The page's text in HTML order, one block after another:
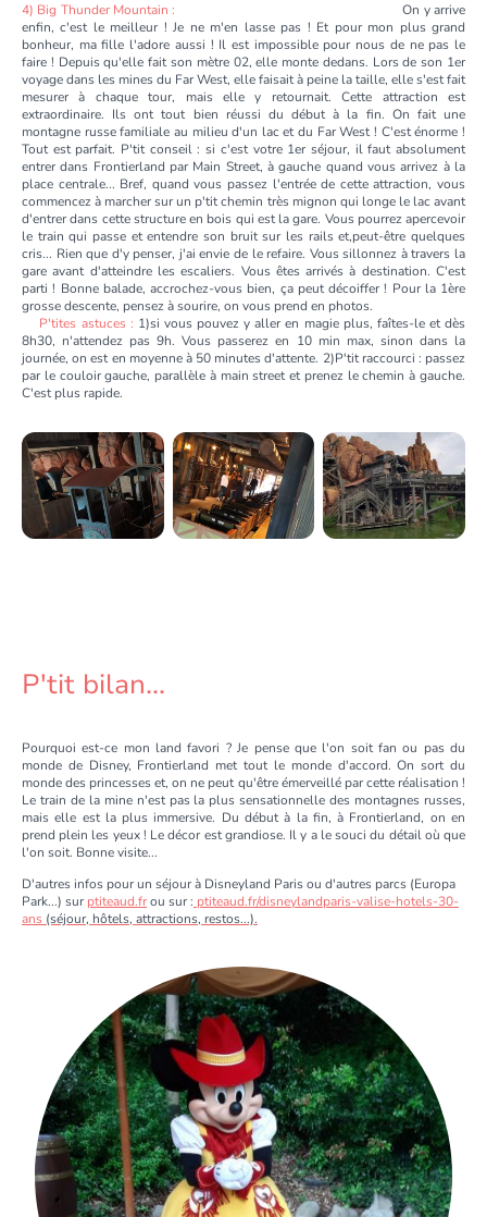
4) Big Thunder Mountain : On y arrive
enfin, c'est le meilleur ! Je ne m'en lasse pas ! Et pour mon plus grand
bonheur, ma fille l'adore aussi ! Il est impossible pour nous de ne pas le
faire ! Depuis qu'elle fait son mètre 02, elle monte dedans. Lors de son 1er
voyage dans les mines du Far West, elle faisait à peine la taille, elle s'est fait
mesurer à chaque tour, mais elle y retournait. Cette attraction est
extraordinaire. Ils ont tout bien réussi du début à la fin. On fait une
montagne russe familiale au milieu d'un lac et du Far West ! C'est énorme !
Tout est parfait. P'tit conseil : si c'est votre 1er séjour, il faut absolument
entrer dans Frontierland par Main Street, à gauche quand vous arrivez à la
place centrale... Bref, quand vous passez l'entrée de cette attraction, vous
commencez à marcher sur un p'tit chemin très mignon qui longe le lac avant
d'entrer dans cette structure en bois qui est la gare. Vous pourrez apercevoir
le train qui passe et entendre son bruit sur les rails et,peut-être quelques
cris... Rien que d'y penser, j'ai envie de le refaire. Vous sillonnez à travers la
gare avant d'atteindre les escaliers. Vous êtes arrivés à destination. C'est
parti ! Bonne balade, accrochez-vous bien, ça peut décoiffer ! Pour la 1ère
grosse descente, pensez à sourire, on vous prend en photos.
P'tites astuces : 1)si vous pouvez y aller en magie plus, faîtes-le et dès
8h30, n'attendez pas 9h. Vous passerez en 10 min max, sinon dans la
journée, on est en moyenne à 50 minutes d'attente. 2)P'tit raccourci : passez
par le couloir gauche, parallèle à main street et prenez le chemin à gauche.
C'est plus rapide.
P'tit bilan...
Pourquoi est-ce mon land favori ? Je pense que l'on soit fan ou pas du
monde de Disney, Frontierland met tout le monde d'accord. On sort du
monde des princesses et, on ne peut qu'être émerveillé par cette réalisation !
Le train de la mine n'est pas la plus sensationnelle des montagnes russes,
mais elle est la plus immersive. Du début à la fin, à Frontierland, on en
prend plein les yeux ! Le décor est grandiose. Il y a le souci du détail où que
l'on soit. Bonne visite...
D'autres infos pour un séjour à Disneyland Paris ou d'autres parcs (Europa
Park...) sur ptiteaud.frou sur : ptiteaud.fr/disneylandparis-valise-hotels-30-
ans (séjour, hôtels, attractions, restos...).